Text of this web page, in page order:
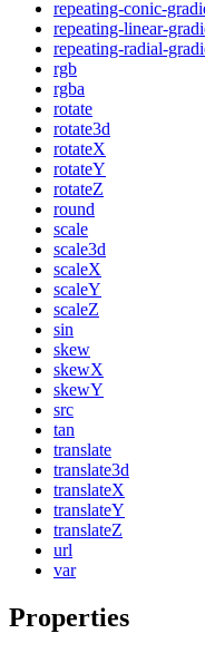
repeating-conic-
repeating-linear-
repeating-radial-
rgb
rgba
rotate
rotate3d
rotateX
rotateY
rotateZ
round
scale
scale3d
scaleX
scaleY
scaleZ
sin
skew
skewX
skewY
src
tan
translate
translate3d
translateX
translateY
translateZ
url
var
Properties